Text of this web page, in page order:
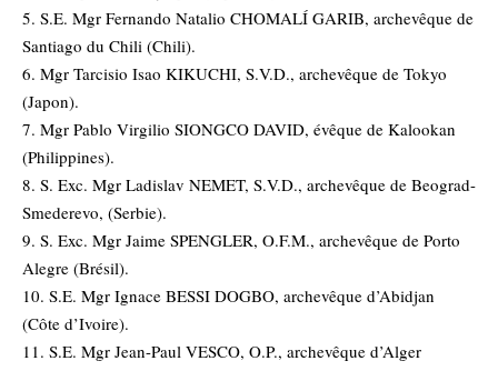
5. S.E. Mgr Fernando Natalio CHOMALÍ GARIB, archevêque de
Santiago du Chili (Chili).
6. Mgr Tarcisio Isao KIKUCHI, S.V.D., archevêque de Tokyo
(Japon).
7. Mgr Pablo Virgilio SIONGCO DAVID, évêque de Kalookan
(Philippines).
8. S. Exc. Mgr Ladislav NEMET, S.V.D., archevêque de Beograd-
Smederevo, (Serbie).
9. S. Exc. Mgr Jaime SPENGLER, O.F.M., archevêque de Porto
Alegre (Brésil).
10. S.E. Mgr Ignace BESSI DOGBO, archevêque d’Abidjan
(Côte d’Ivoire).
11. S.E. Mgr Jean-Paul VESCO, O.P., archevêque d’Alger